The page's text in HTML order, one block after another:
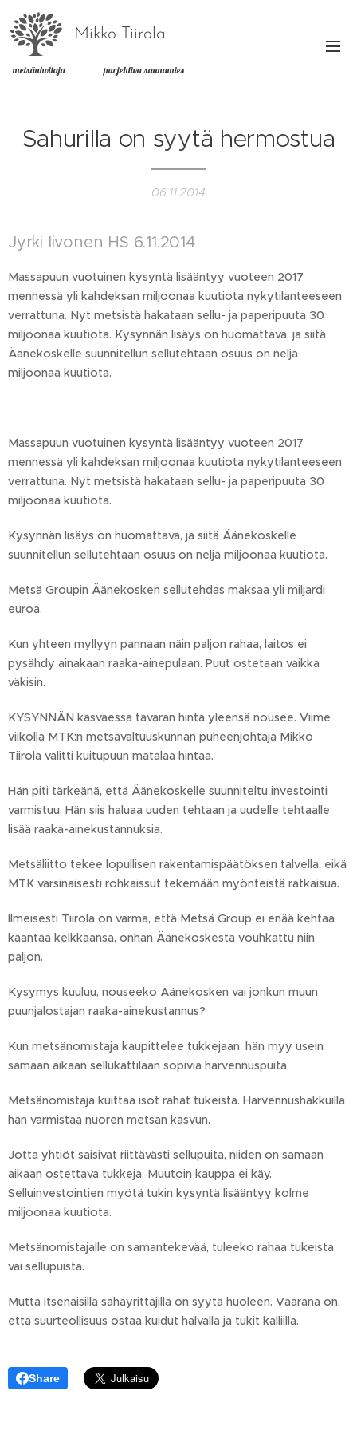
Mikko Tiirola
metsänhoitaja purjehtiva saunamies
Sahurilla on syytä hermostua
06.11.2014
Jyrki Iivonen HS 6.11.2014
Massapuun vuotuinen kysyntä lisääntyy vuoteen 2017
mennessä yli kahdeksan miljoonaa kuutiota nykytilanteeseen
verrattuna. Nyt metsistä hakataan sellu- ja paperipuuta 30
miljoonaa kuutiota. Kysynnän lisäys on huomattava, ja siitä
Äänekoskelle suunnitellun sellutehtaan osuus on neljä
miljoonaa kuutiota.
Massapuun vuotuinen kysyntä lisääntyy vuoteen 2017
mennessä yli kahdeksan miljoonaa kuutiota nykytilanteeseen
verrattuna. Nyt metsistä hakataan sellu- ja paperipuuta 30
miljoonaa kuutiota.
Kysynnän lisäys on huomattava, ja siitä Äänekoskelle
suunnitellun sellutehtaan osuus on neljä miljoonaa kuutiota.
Metsä Groupin Äänekosken sellutehdas maksaa yli miljardi
euroa.
Kun yhteen myllyyn pannaan näin paljon rahaa, laitos ei
pysähdy ainakaan raaka-ainepulaan. Puut ostetaan vaikka
väkisin.
KYSYNNÄN kasvaessa tavaran hinta yleensä nousee. Viime
viikolla MTK:n metsävaltuuskunnan puheenjohtaja Mikko
Tiirola valitti kuitupuun matalaa hintaa.
Hän piti tärkeänä, että Äänekoskelle suunniteltu investointi
varmistuu. Hän siis haluaa uuden tehtaan ja uudelle tehtaalle
lisää raaka-ainekustannuksia.
Metsäliitto tekee lopullisen rakentamispäätöksen talvella, eikä
MTK varsinaisesti rohkaissut tekemään myönteistä ratkaisua.
Ilmeisesti Tiirola on varma, että Metsä Group ei enää kehtaa
kääntää kelkkaansa, onhan Äänekoskesta vouhkattu niin
paljon.
Kysymys kuuluu, nouseeko Äänekosken vai jonkun muun
puunjalostajan raaka-ainekustannus?
Kun metsänomistaja kaupittelee tukkejaan, hän myy usein
samaan aikaan sellukattilaan sopivia harvennuspuita.
Metsänomistaja kuittaa isot rahat tukeista. Harvennushakkuilla
hän varmistaa nuoren metsän kasvun.
Jotta yhtiöt saisivat riittävästi sellupuita, niiden on samaan
aikaan ostettava tukkeja. Muutoin kauppa ei käy.
Selluinvestointien myötä tukin kysyntä lisääntyy kolme
miljoonaa kuutiota.
Metsänomistajalle on samantekevää, tuleeko rahaa tukeista
vai sellupuista.
Mutta itsenäisillä sahayrittäjillä on syytä huoleen. Vaarana on,
että suurteollisuus ostaa kuidut halvalla ja tukit kalliilla.
Share